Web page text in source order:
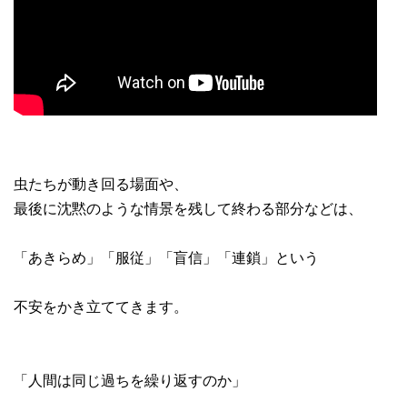
虫たちが動き回る場面や、
最後に沈黙のような情景を残して終わる部分などは、
「あきらめ」「服従」「盲信」「連鎖」という
不安をかき立ててきます。
「人間は同じ過ちを繰り返すのか」